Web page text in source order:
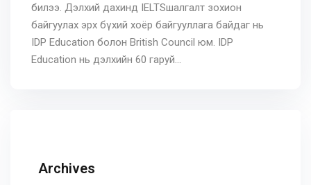
билээ. Дэлхий дахинд IELTSшалгалт зохион
байгуулах эрх бүхий хоёр байгууллага байдаг нь
IDP Education болон British Council юм. IDP
Education нь дэлхийн 60 гаруй...
Archives